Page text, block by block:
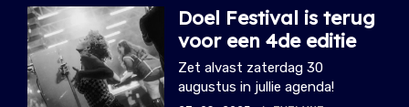
Doel Festival is terug
voor een 4de editie
Zet alvast zaterdag 30
augustus in jullie agenda!